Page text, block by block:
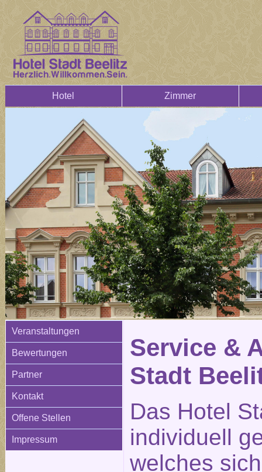
Hotel Zimmer
Veranstaltungen
Bewertungen
Partner
Kontakt
Offene Stellen
Impressum
Service &
Stadt
Das Hotel
individuell
welches